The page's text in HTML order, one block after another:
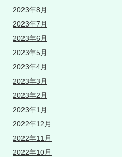
2023年8月
2023年7月
2023年6月
2023年5月
2023年4月
2023年3月
2023年2月
2023年1月
2022年12月
2022年11月
2022年10月